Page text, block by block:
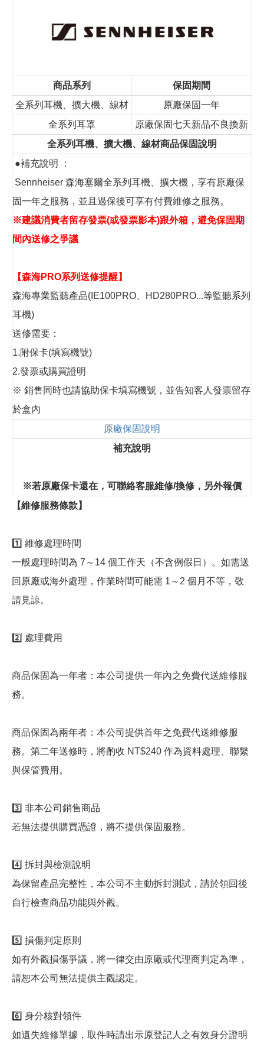
商品系列
保固期間
全系列耳機、擴大機、線材
原廠保固一年
全系列耳罩
原廠保固七天新品不良換新
全系列耳機、擴大機、線材商品保固說明
●補充說明 ：
Sennheiser 森海塞爾全系列耳機、擴大機，享有原廠保
固一年之服務，並且過保後可享有付費維修之服務。
※建議消費者留存發票(或發票影本)跟外箱，避免保固期
間內送修之爭議
【森海PRO系列送修提醒】
森海專業監聽產品(IE100PRO、HD280PRO...等監聽系列
耳機)
送修需要：
1.附保卡(填寫機號)
2.發票或購買證明
※ 銷售同時也請協助保卡填寫機號，並告知客人發票留存
於盒內
原廠保固說明
補充說明
※若原廠保卡還在，可聯絡客服維修/換修，另外報價
【維修服務條款】
1️⃣ 維修處理時間
一般處理時間為 7～14 個工作天（不含例假日）。如需送
回原廠或海外處理，作業時間可能需 1～2 個月不等，敬
請見諒。
2️⃣ 處理費用
商品保固為一年者：本公司提供一年內之免費代送維修服
務。
商品保固為兩年者：本公司提供首年之免費代送維修服
務。第二年送修時，將酌收 NT$240 作為資料處理、聯繫
與保管費用。
3️⃣ 非本公司銷售商品
若無法提供購買憑證，將不提供保固服務。
4️⃣ 拆封與檢測說明
為保留產品完整性，本公司不主動拆封測試，請於領回後
自行檢查商品功能與外觀。
5️⃣ 損傷判定原則
如有外觀損傷爭議，將一律交由原廠或代理商判定為準，
請恕本公司無法提供主觀認定。
6️⃣ 身分核對領件
如遺失維修單據，取件時請出示原登記人之有效身分證明